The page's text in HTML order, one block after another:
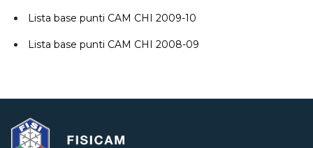
Lista base punti CAM CHI 2009-10
Lista base punti CAM CHI 2008-09